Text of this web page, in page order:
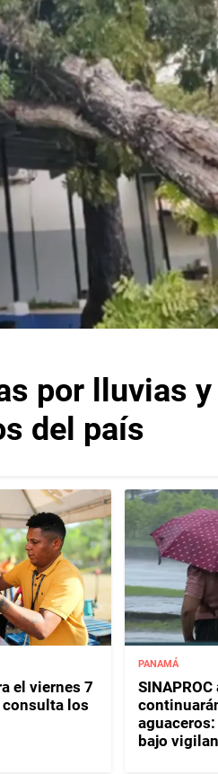
por lluvias y
del país
el viernes 7
consulta los
PANAMÁ
bajo